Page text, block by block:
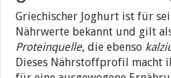
Griechischer Joghurt ist für
Nährwerte bekannt und gilt
Proteinquelle, die ebenso
Dieses Nährstoffprofil macht